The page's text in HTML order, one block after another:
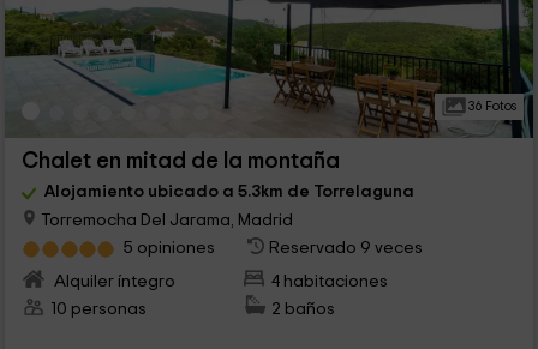
36 Fotos
Chalet en mitad de la montaña
Alojamiento ubicado a 5.3km de Torrelaguna
Torremocha Del Jarama, Madrid
5 opiniones
Reservado 9 veces
Alquiler íntegro
4 habitaciones
10 personas
2 baños